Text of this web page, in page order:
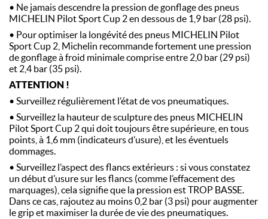
• Ne jamais descendre la pression de gonflage des pneus
MICHELIN Pilot Sport Cup 2 en dessous de 1,9 bar (28 psi).
• Pour optimiser la longévité des pneus MICHELIN Pilot
Sport Cup 2, Michelin recommande fortement une pression
de gonflage à froid minimale comprise entre 2,0 bar (29 psi)
et 2,4 bar (35 psi).
ATTENTION !
• Surveillez régulièrement l’état de vos pneumatiques.
• Surveillez la hauteur de sculpture des pneus MICHELIN
Pilot Sport Cup 2 qui doit toujours être supérieure, en tous
points, à 1,6 mm (indicateurs d’usure), et les éventuels
dommages.
• Surveillez l’aspect des flancs extérieurs : si vous constatez
un début d’usure sur les flancs (comme l’effacement des
marquages), cela signifie que la pression est TROP BASSE.
Dans ce cas, rajoutez au moins 0,2 bar (3 psi) pour augmenter
le grip et maximiser la durée de vie des pneumatiques.